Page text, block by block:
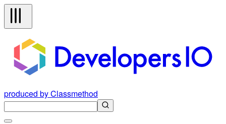
produced by Classmethod